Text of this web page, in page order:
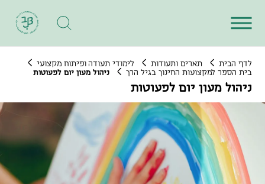
לדף הבית תארים ותעודות
לימודי תעודה ופיתוח מקצועי
בית הספר למקצועות החינוך בגיל הרך
ניהול מעון יום לפעוטות
ניהול מעון יום לפעוטות